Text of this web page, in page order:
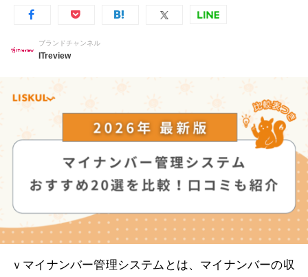
ブランドチャンネル
ITreview
ｖマイナンバー管理システムとは、マイナンバーの収